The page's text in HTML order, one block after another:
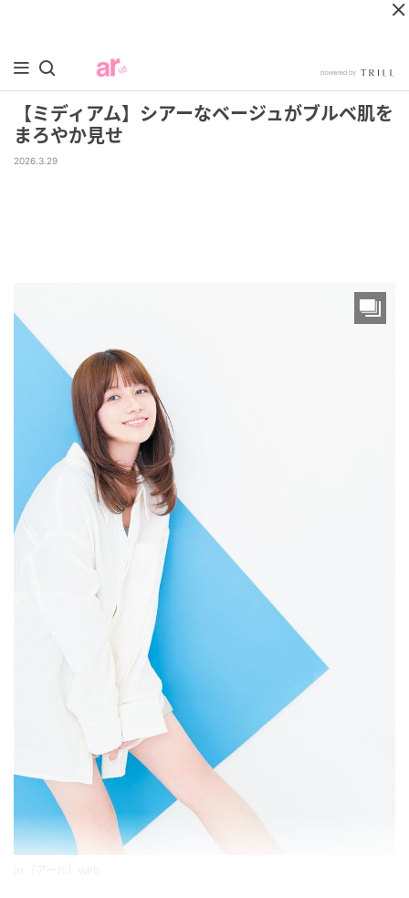
【ミディアム】シアーなベージュがブルベ肌を
まろやか見せ
2026.3.29